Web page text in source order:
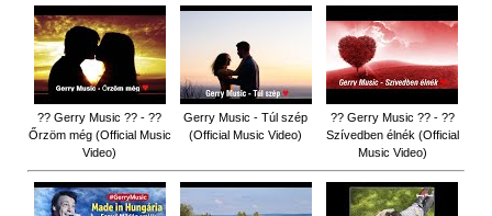
?? Gerry Music ?? - ??
Őrzöm még (Official Music
Video)
Gerry Music - Túl szép
(Official Music Video)
?? Gerry Music ?? - ??
Szívedben élnék (Official
Music Video)